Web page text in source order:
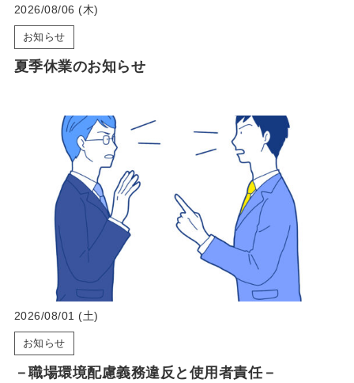
2026/08/06 (木)
お知らせ
夏季休業のお知らせ
2026/08/01 (土)
お知らせ
－職場環境配慮義務違反と使用者責任－